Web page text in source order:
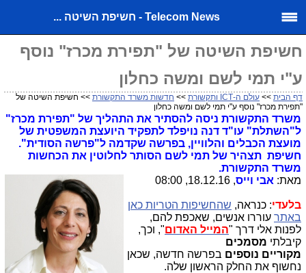
Telecom News - חשיפת השיטה ...
חשיפת השיטה של "תפירת מכרז" נוסף
ע"י תמי לשם ומשה כחלון
דף הבית >> עולם ה-ICT ותקשורת >> חדשות משרד התקשורת >> חשיפת השיטה של
"תפירת מכרז" נוסף ע"י תמי לשם ומשה כחלון
משרד התקשורת ניסה להסתיר את התהליך של "תפירת מכרז"
ל"השתלת" עו"ד דנה נויפלד לתפקיד היועצת המשפטית של
מועצת הכבלים והלוויין, בפרשה שקדמה ל"פרשה הסודית".
חשיפת תצהיר של תמי לשם הסותר לחלוטין את הכחשות
משרד התקשורת.
מאת: אבי וייס, 18.12.16, 08:00
בלעדי: כנראה, שהחשיפות הטריות כאן
באתר עוררו אנשים, שאכפת להם,
לפנות אלי דרך "המייל האדום", וכך,
קיבלתי מסמכים
מקוריים נוספים בפרשה חדשה, שכאן
נחשוף את החלק הראשון שלה.